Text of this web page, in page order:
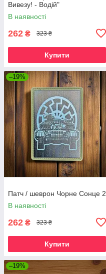
Вивезу! - Водій"
В наявності
262 ₴ 323 ₴
Купити
–19%
Патч / шеврон Чорне Сонце 2
В наявності
262 ₴ 323 ₴
Купити
–19%